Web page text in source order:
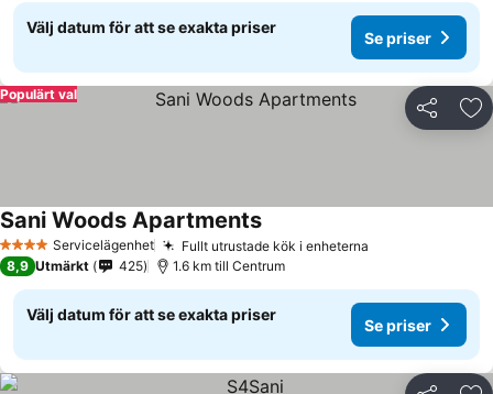
Välj datum för att se exakta priser
Se priser
Dela
Populärt val
4 StjärnorServicelägenhet Fullt utrustade kök i enheterna
Sani Woods Apartments
8,9 Utmärkt 425 1.6 km till Centrum
Välj datum för att se exakta priser
Se priser